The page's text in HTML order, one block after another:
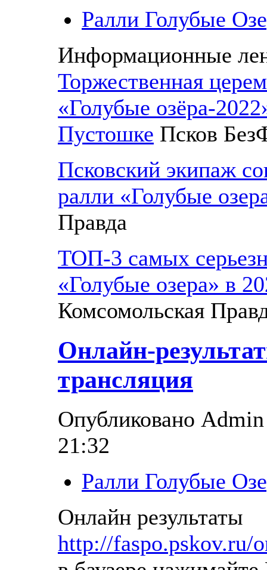
Ралли Голубые
Информационные
Торжественная
«Голубые озёра-
Пустошке Псков
Псковский экипаж
ралли «Голубые
Правда
ТОП-3 самых
«Голубые озера» в
Комсомольская
Онлайн-
трансляция
Опубликовано
21:32
Ралли Голубые
Онлайн результаты
http://faspo.pskov.ru/